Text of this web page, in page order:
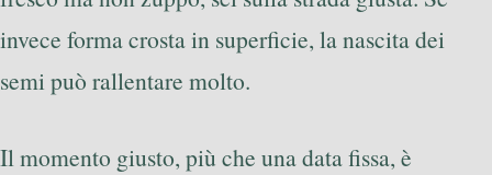
invece forma crosta in superficie, la nascita dei
semi può rallentare molto.
Il momento giusto, più che una data fissa, è